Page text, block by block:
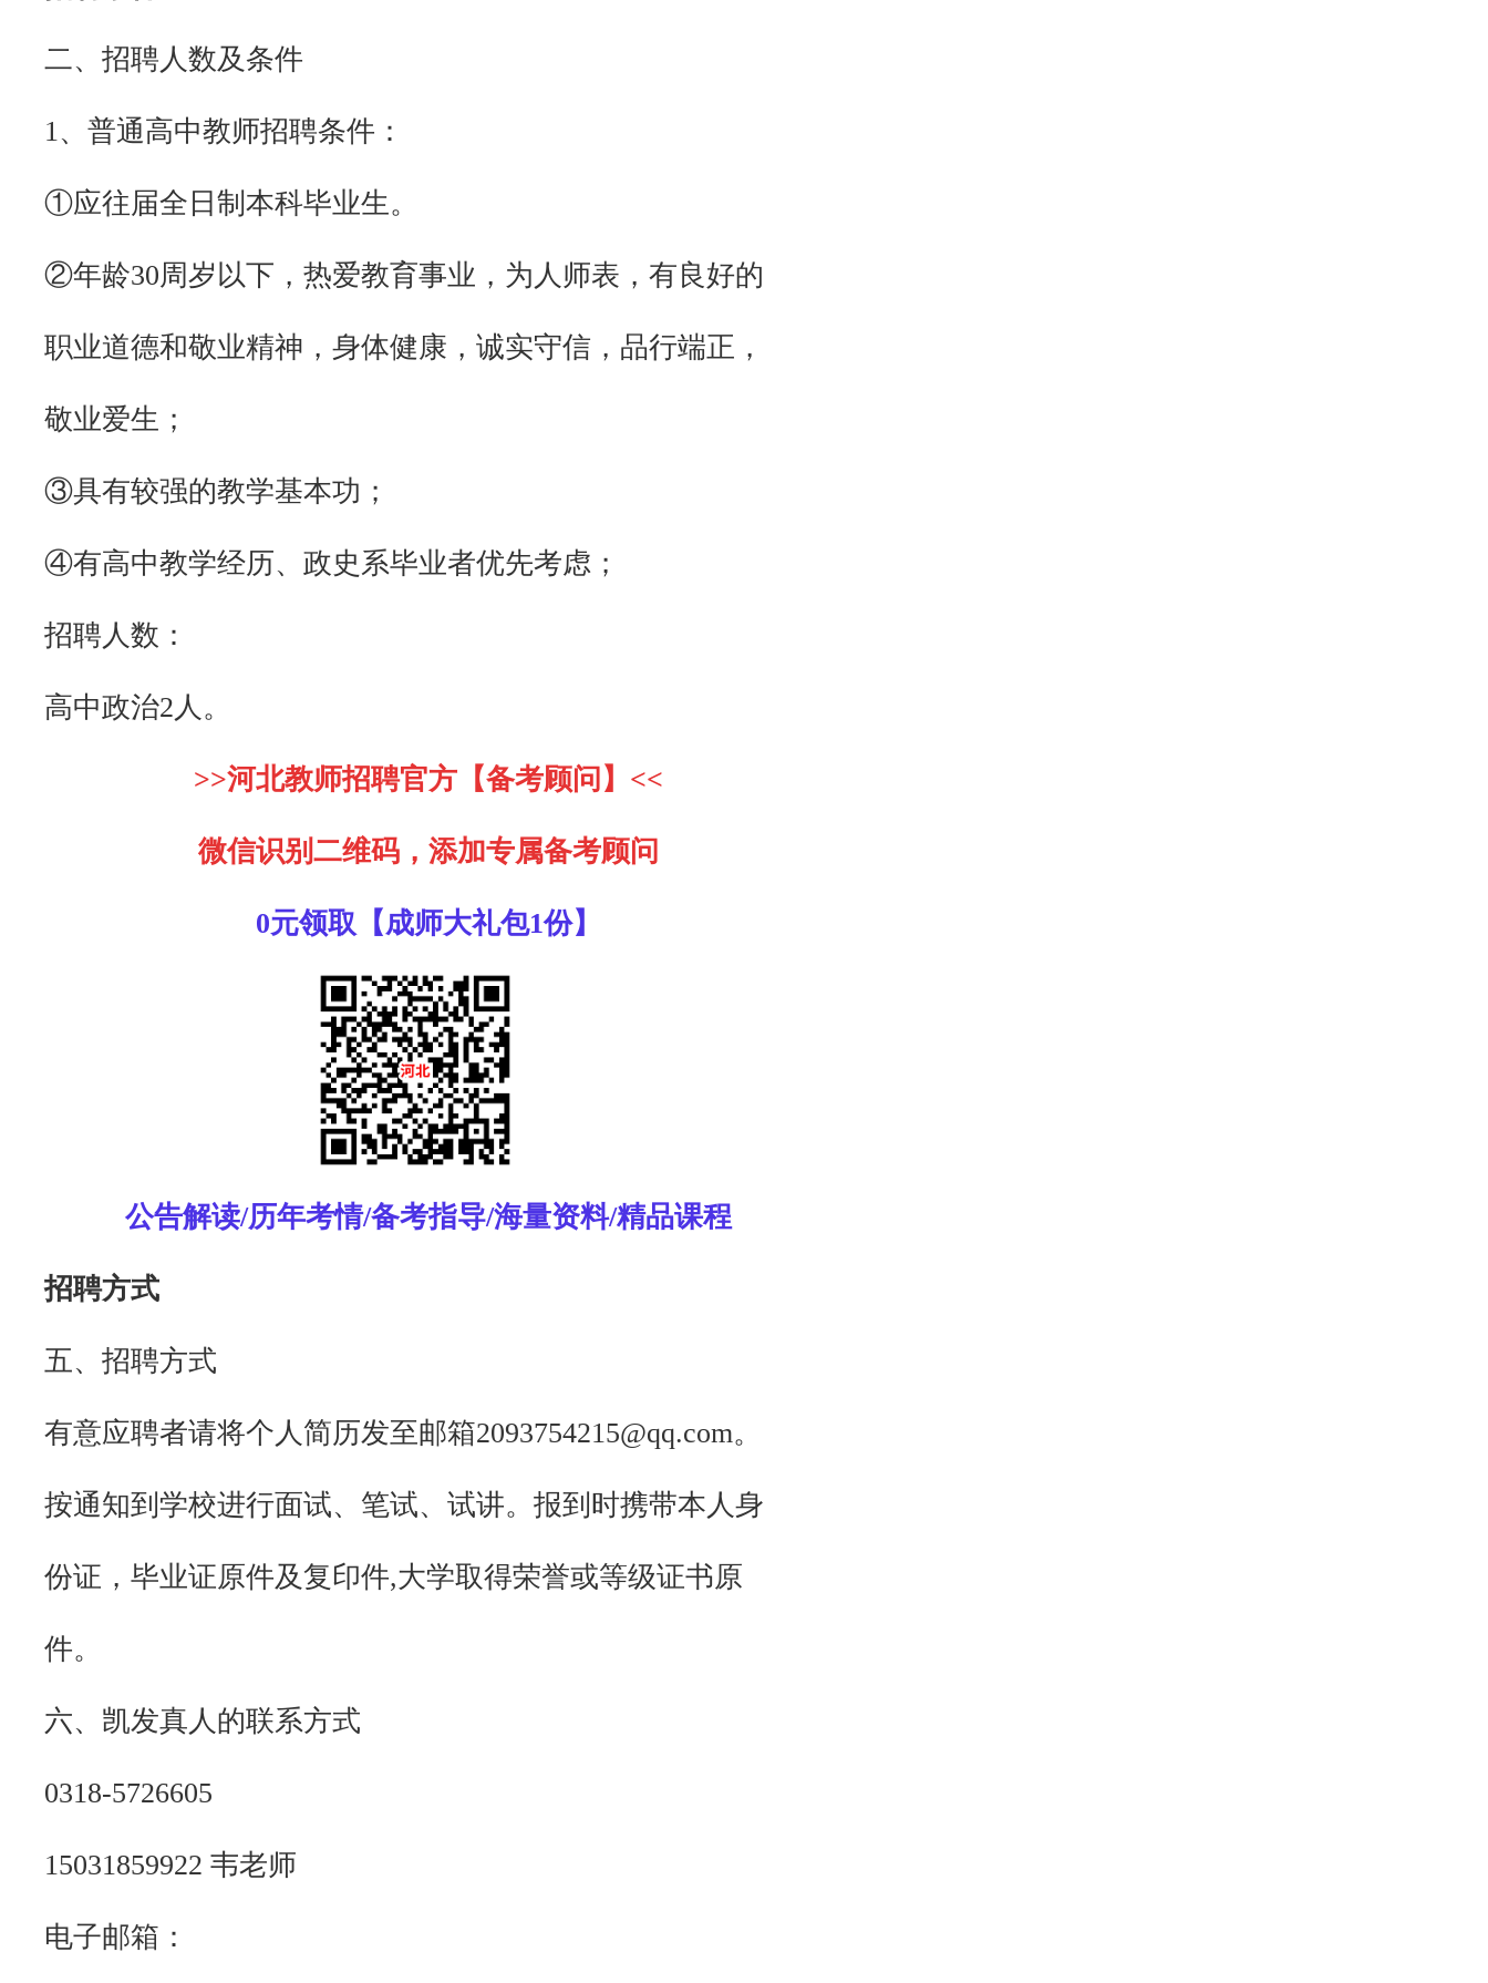
二、招聘人数及条件
1、普通高中教师招聘条件：
①应往届全日制本科毕业生。
②年龄30周岁以下，热爱教育事业，为人师表，有良好的
职业道德和敬业精神，身体健康，诚实守信，品行端正，
敬业爱生；
③具有较强的教学基本功；
④有高中教学经历、政史系毕业者优先考虑；
招聘人数：
高中政治2人。
>>河北教师招聘官方【备考顾问】<<
微信识别二维码，添加专属备考顾问
0元领取【成师大礼包1份】
公告解读/历年考情/备考指导/海量资料/精品课程
招聘方式
五、招聘方式
有意应聘者请将个人简历发至邮箱2093754215@qq.com。
按通知到学校进行面试、笔试、试讲。报到时携带本人身
份证，毕业证原件及复印件,大学取得荣誉或等级证书原
件。
六、凯发真人的联系方式
0318-5726605
15031859922 韦老师
电子邮箱：